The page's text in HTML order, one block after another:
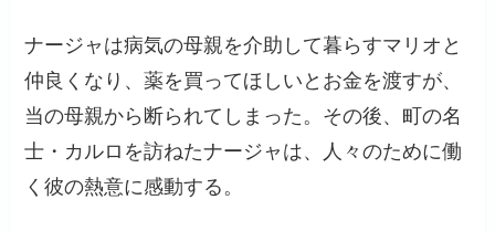
ナージャは病気の母親を介助して暮らすマリオと
仲良くなり、薬を買ってほしいとお金を渡すが、
当の母親から断られてしまった。その後、町の名
士・カルロを訪ねたナージャは、人々のために働
く彼の熱意に感動する。